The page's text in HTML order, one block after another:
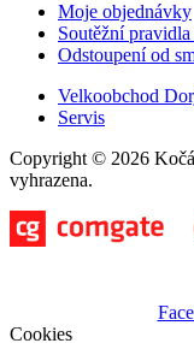
Moje objednávky
Soutěžní
Odstoupení od
Velkoobchod
Servis
Copyright © 2026
vyhrazena.
Cookies